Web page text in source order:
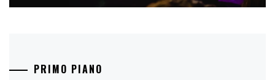
PRIMO PIANO